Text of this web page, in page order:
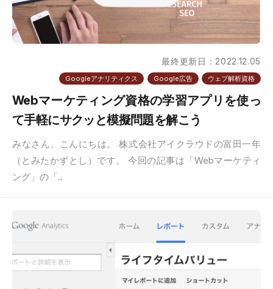
最終更新日：2022.12.05
Googleアナリティクス Google広告 ウェブ解析資格
Webマーケティング資格の学習アプリを使っ
て手軽にサクッと模擬問題を解こう
みなさん、こんにちは。 株式会社アイクラウドの富田一年
（とみたかずとし）です。 今回の記事は「Webマーケティ
ング」の「..